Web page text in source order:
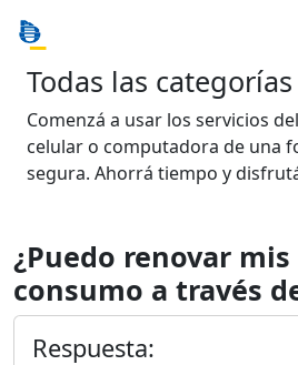
Todas las categorías
Comenzá a usar los servicios
celular o computadora de una
segura. Ahorrá tiempo y
¿Puedo renovar
consumo a través
Respuesta: